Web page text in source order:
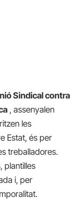
Sindical contra
, assenyalen
les
Estat, és per
treballadores.
plantilles
i, per